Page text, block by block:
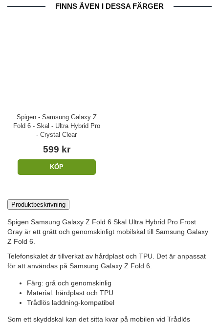
FINNS ÄVEN I DESSA FÄRGER
Spigen - Samsung Galaxy Z
Fold 6 - Skal - Ultra Hybrid Pro
- Crystal Clear
599 kr
KÖP
Produktbeskrivning
Spigen Samsung Galaxy Z Fold 6 Skal Ultra Hybrid Pro Frost
Gray är ett grått och genomskinligt mobilskal till Samsung Galaxy
Z Fold 6.
Telefonskalet är tillverkat av hårdplast och TPU. Det är anpassat
för att användas på Samsung Galaxy Z Fold 6.
Färg: grå och genomskinlig
Material: hårdplast och TPU
Trådlös laddning-kompatibel
Som ett skyddskal kan det sitta kvar på mobilen vid Trådlös